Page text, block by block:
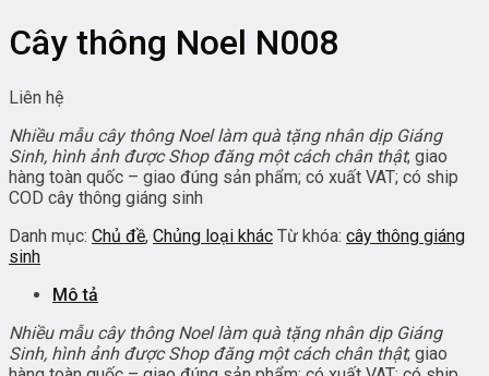
Cây thông Noel N008
Liên hệ
Nhiều mẫu cây thông Noel làm quà tặng nhân dịp Giáng
Sinh, hình ảnh được Shop đăng một cách chân thật; giao
hàng toàn quốc – giao đúng sản phẩm; có xuất VAT; có ship
COD cây thông giáng sinh
Danh mục: Chủ đề, Chủng loại khác Từ khóa: cây thông giáng
sinh
Mô tả
Nhiều mẫu cây thông Noel làm quà tặng nhân dịp Giáng
Sinh, hình ảnh được Shop đăng một cách chân thật; giao